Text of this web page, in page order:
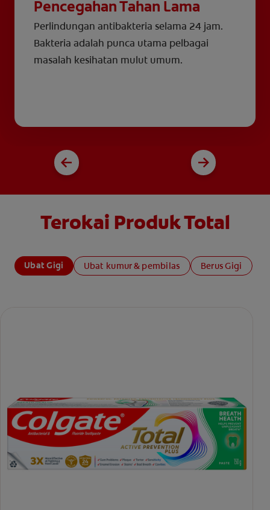
Pencegahan Tahan Lama
Perlindungan antibakteria selama 24 jam.
Bakteria adalah punca utama pelbagai
masalah kesihatan mulut umum.
Terokai Produk Total
Ubat Gigi Ubat kumur & pembilas Berus Gigi